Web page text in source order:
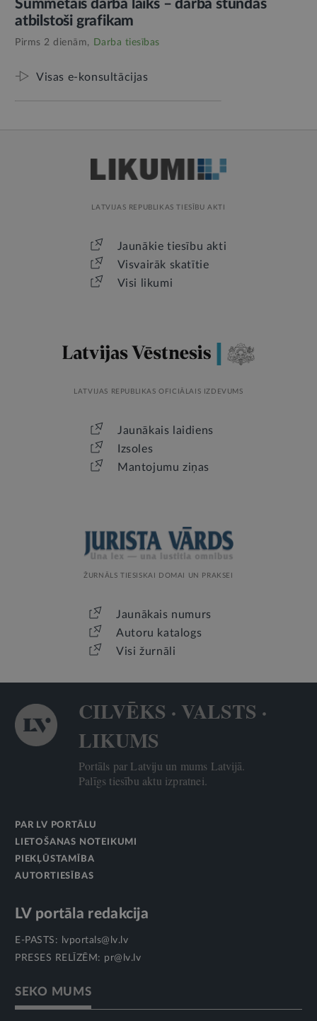
Summētais darba laiks – darba stundas
atbilstoši grafikam
Pirms 2 dienām, Darba tiesības
Visas e-konsultācijas
LATVIJAS REPUBLIKAS TIESĪBU AKTI
Jaunākie tiesību akti
Visvairāk skatītie
Visi likumi
LATVIJAS REPUBLIKAS OFICIĀLAIS IZDEVUMS
Jaunākais laidiens
Izsoles
Mantojumu ziņas
ŽURNĀLS TIESISKAI DOMAI UN PRAKSEI
Jaunākais numurs
Autoru katalogs
Visi žurnāli
CILVĒKS · VALSTS ·
LIKUMS
Portāls par Latviju un mums Latvijā.
Palīgs tiesību aktu izpratnei.
PAR LV PORTĀLU
LIETOŠANAS NOTEIKUMI
PIEKĻŪSTAMĪBA
AUTORTIESĪBAS
LV portāla redakcija
E-PASTS:
lvportals@lv.lv
PRESES RELĪZĒM: pr@lv.lv
SEKO MUMS